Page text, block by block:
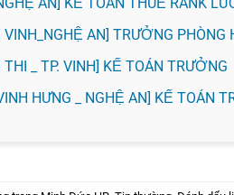
VINH_NGHỆ AN] TRƯỞNG
THI _ TP. VINH] KẾ TOÁN TRƯỞNG
HƯNG _ NGHỆ AN] KẾ TOÁN